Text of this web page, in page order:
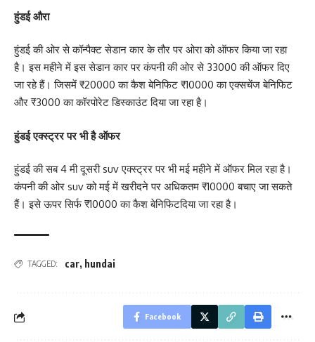
हुंडई औरा
हुंडई की ओर से कॉन्पैक्ट सेडान कार के तौर पर ओरा को ऑफर किया जा रहा
है। इस महीने में इस सेडान कार पर कंपनी की ओर से 33000 की ऑफर दिए
जा रहे हैं। जिसमें ₹20000 का कैश बेनिफिट ₹10000 का एक्सचेंज बेनिफिट
और ₹3000 का कॉरपोरेट डिस्काउंट दिया जा रहा है।
हुंडई एक्स्ट्रर पर भी है ऑफर
हुंडई की सब 4 मी दूसरी suv एक्स्ट्रर पर भी मई महीने में ऑफर मिल रहा है।
कंपनी की ओर suv को मई में खरीदने पर अधिकतम ₹10000 बचाए जा सकते
हैं। इसे ऊपर सिर्फ ₹10000 का कैश बेनिफिटदिया जा रहा है।
TAGGED: car, hundai
Facebook